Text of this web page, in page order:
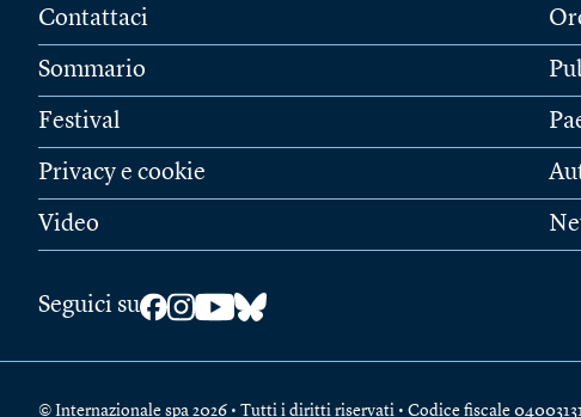
Contattaci
Sommario
Festival
Privacy e cookie
Video
Seguici su
© Internazionale spa 2026 • Tutti i diritti riservati • Codice fiscale